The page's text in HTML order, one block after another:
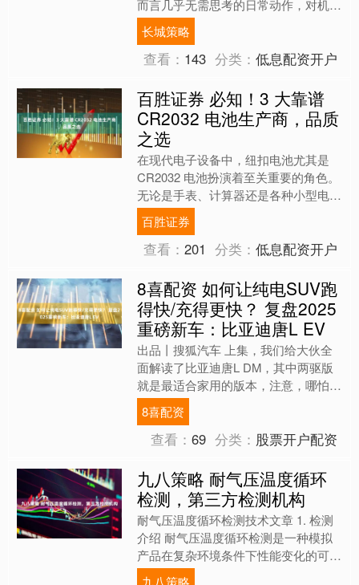
而言几乎无需思考的日常动作，对机器
人来说却并不简单。想让机器人真正走
进家庭、承担家务，它不仅....
长城策略
查看： 143 分类：低息配资开户
百胜证券 必知！3 大靠谱
CR2032 电池生产商，品质
之选
在现代电子设备中，纽扣电池尤其是
CR2032 电池扮演着至关重要的角色。
无论是手表、计算器还是各种小型电子
设备，都离不开这种小巧而强大的电
池。然而，市场上电池....
百胜证券
查看：201 分类：低息配资开户
8喜配资 如何让纯电SUV跑
得快/充得更快？ 复盘2025
重磅新车：比亚迪唐L EV
出品丨搜狐汽车 上集，我们给大伙全
面解读了比亚迪唐L DM，其中两驱版
就是最适合家用的版本，注意，哪怕家
用，它的输出功率也来到了恐怖的
200kW、400kW。这....
8喜配资
查看：69 分类： 股票开户配资
九八策略 耐气压温度循环
检测，第三方检测机构
耐气压温度循环检测技术文章 1. 检测
介绍 耐气压温度循环检测是一种模拟
产品在复杂环境条件下性能变化的可靠
性测试方法。该检测通过交替施加不同
九八策略